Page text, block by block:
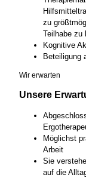
zu
Teilhabe zu
Kognitive
Beteiligung
Wir erwarten
Unsere
Möglichst
Arbeit
Sie
auf die